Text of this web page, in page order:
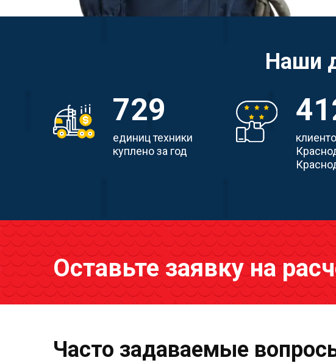
Наши
729
единиц техники
куплено за год
Оставьте заявку на
Часто задаваемые